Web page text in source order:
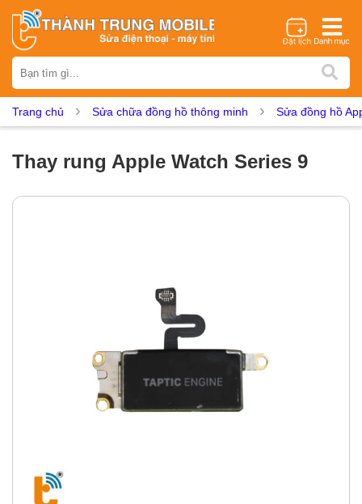
iPhone Samsung Oppo Xiaomi Realme Vivo
Huawei OnePlus
Dịch vụ sửa chữa
Thay màn hình
Màn hình iPhone Màn hình Samsung
Màn hình Xiaomi Màn hình Realme
Màn hình Vsmart Màn hình Google Pixel
Thay pin
Trang chủ Sửa chữa đồng hồ thông minh Sửa đồng hồ
Thay rung Apple Watch Series 9